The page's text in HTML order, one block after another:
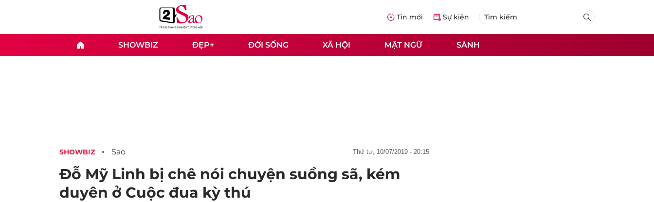
Tin mới Sự kiện
SHOWBIZ ĐẸP+ ĐỜI SỐNG XÃ HỘI MẬT NGỮ SÀNH
SHOWBIZ Sao thứ tư, 10/07/2019 - 20:15
Đỗ Mỹ Linh bị chê nói chuyện suồng sã, kém
duyên ở Cuộc đua kỳ thú